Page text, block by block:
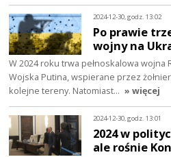
2024-12-30, godz. 13:02
Po prawie
wojny na
W 2024 roku trwa pełnoskalowa wojna
Wojska Putina, wspierane przez
kolejne tereny. Natomiast… » więcej
2024-12-30, godz. 13:01
2024 w
ale rośnie